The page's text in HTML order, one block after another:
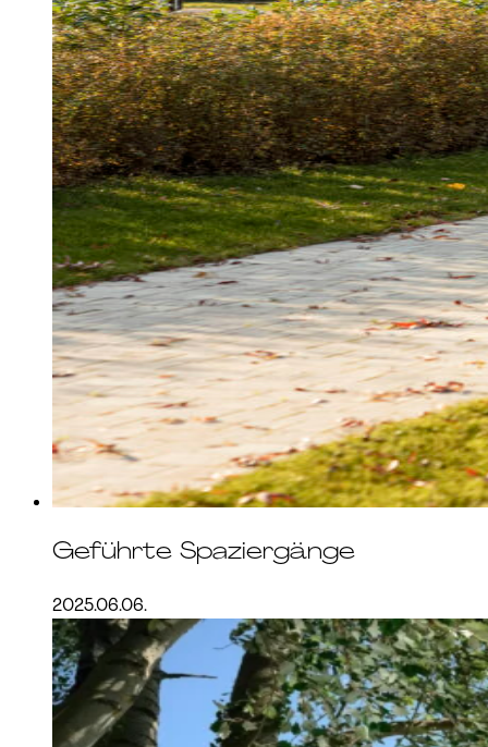
Geführte Spaziergänge
2025.06.06.